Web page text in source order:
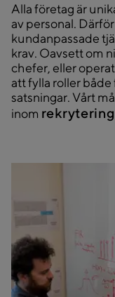
Alla företag är
av personal.
kundanpassade
krav. Oavsett om
chefer, eller
att fylla roller
satsningar. Vårt
inom rekrytering